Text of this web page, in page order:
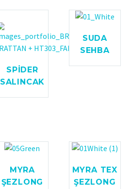
SPIDER
SALINCAK
SUDA
SEHBA
MYRA
ŞEZLONG
MYRA TEX
ŞEZLONG